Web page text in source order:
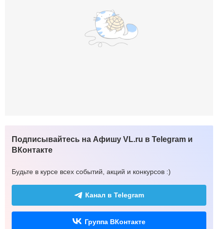
Подписывайтесь на Афишу VL.ru в Telegram и
ВКонтакте
Будьте в курсе всех событий, акций и конкурсов :)
Канал в Telegram
Группа ВКонтакте